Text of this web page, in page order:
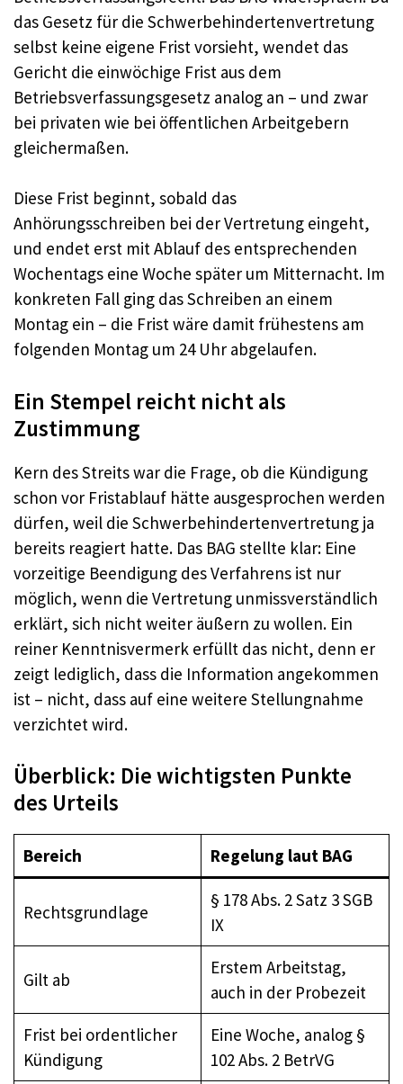
das Gesetz für die Schwerbehindertenvertretung
selbst keine eigene Frist vorsieht, wendet das
Gericht die einwöchige Frist aus dem
Betriebsverfassungsgesetz analog an – und zwar
bei privaten wie bei öffentlichen Arbeitgebern
gleichermaßen.
Diese Frist beginnt, sobald das
Anhörungsschreiben bei der Vertretung eingeht,
und endet erst mit Ablauf des entsprechenden
Wochentags eine Woche später um Mitternacht. Im
konkreten Fall ging das Schreiben an einem
Montag ein – die Frist wäre damit frühestens am
folgenden Montag um 24 Uhr abgelaufen.
Ein Stempel reicht nicht als
Zustimmung
Kern des Streits war die Frage, ob die Kündigung
schon vor Fristablauf hätte ausgesprochen werden
dürfen, weil die Schwerbehindertenvertretung ja
bereits reagiert hatte. Das BAG stellte klar: Eine
vorzeitige Beendigung des Verfahrens ist nur
möglich, wenn die Vertretung unmissverständlich
erklärt, sich nicht weiter äußern zu wollen. Ein
reiner Kenntnisvermerk erfüllt das nicht, denn er
zeigt lediglich, dass die Information angekommen
ist – nicht, dass auf eine weitere Stellungnahme
verzichtet wird.
Überblick: Die wichtigsten Punkte
des Urteils
Bereich Regelung laut BAG
Rechtsgrundlage
§ 178 Abs. 2 Satz 3 SGB
IX
Gilt ab
Erstem Arbeitstag,
auch in der Probezeit
Frist bei ordentlicher
Kündigung
Eine Woche, analog §
102 Abs. 2 BetrVG